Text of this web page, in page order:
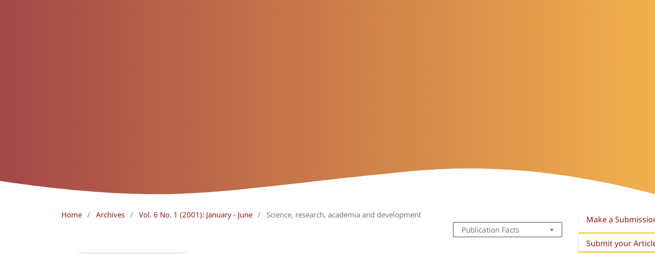
Home / Archives / Vol. 6 No. 1 (2001): January - June / Science, research, academia and development
Publication Facts
Make a
Submit your